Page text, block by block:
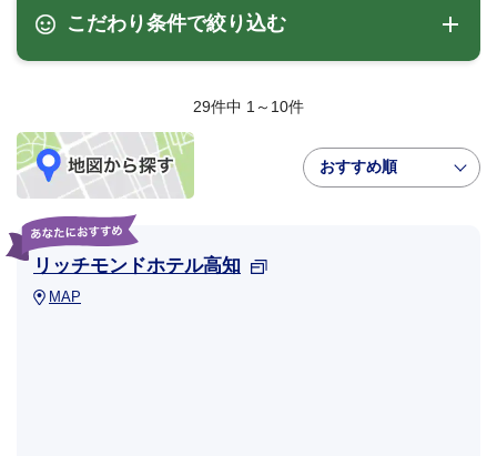
こだわり条件で絞り込む
29件中 1～10件
おすすめ順
リッチモンドホテル高知
MAP